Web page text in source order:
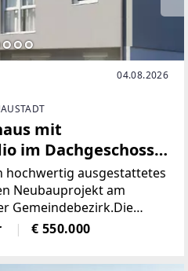
04.08.2026
mit
im Dachgeschoss |
hochwertig ausgestattetes
Neubauprojekt am
Gemeindebezirk.Die
eine durchdachte
Ebenen, großzügige
€ 550.000